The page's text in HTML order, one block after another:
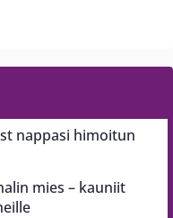
nappasi himoitun
mies – kauniit